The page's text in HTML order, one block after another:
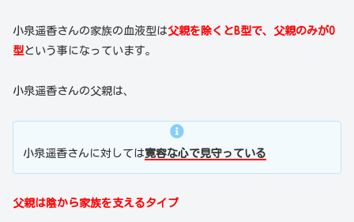
小泉遥香さんの家族の血液型は父親を除くとB型で、父親のみがO
型という事になっています。
小泉遥香さんの父親は、
小泉遥香さんに対しては寛容な心で見守っている
父親は陰から家族を支えるタイプ